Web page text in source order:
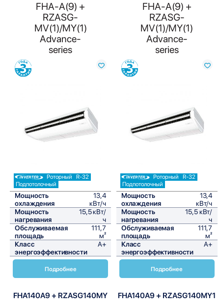
FHA-A(9) +
RZASG-
MV(1)/MY(1)
Advance-
series
Сравнить
Роторный
R-32
Подпотолочный
Мощность
охлаждения
13,4
кВт/ч
Мощность
нагревания
15,5 кВт/
ч
Обслуживаемая
площадь
111,7
м²
Класс
энергоэффективности
A+
Подробнее
FHA-A(9) +
RZASG-
MV(1)/MY(1)
Advance-
series
Сравнить
Роторный
R-32
Подпотолочный
Мощность
охлаждения
13,4
кВт/ч
Мощность
нагревания
15,5 кВт/
ч
Обслуживаемая
площадь
111,7
м²
Класс
энергоэффективности
A+
Подробнее
FHA140A9 + RZASG140MY FHA140A9 + RZASG140MY1